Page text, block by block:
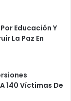
Educación Y
La Paz En
140 Víctimas De